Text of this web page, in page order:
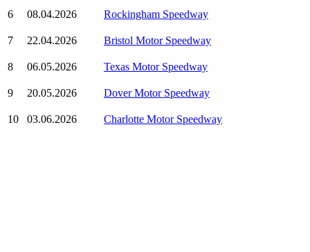
6 08.04.2026 Rockingham Speedway
7 22.04.2026 Bristol Motor Speedway
8 06.05.2026 Texas Motor Speedway
9 20.05.2026 Dover Motor Speedway
10 03.06.2026 Charlotte Motor Speedway